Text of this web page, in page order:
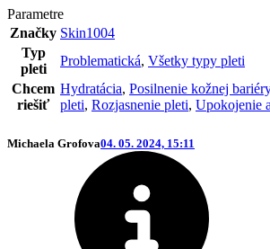
Parametre
Značky Skin1004
Typ
pleti
Problematická, Všetky typy pleti
Chcem
riešiť
Hydratácia, Posilnenie kožnej bariéry
pleti, Rozjasnenie pleti, Upokojenie
Michaela Grofova04. 05. 2024, 15:11